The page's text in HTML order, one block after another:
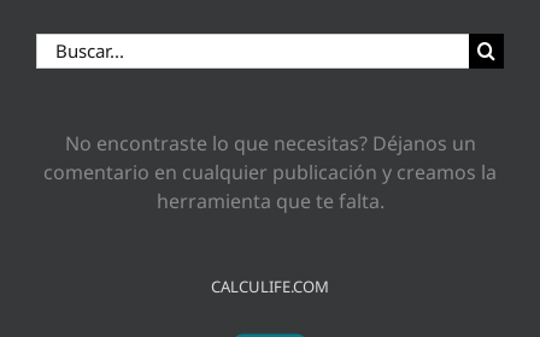
Buscar:
No encontraste lo que necesitas? Déjanos un
comentario en cualquier publicación y creamos la
herramienta que te falta.
CALCULIFE.COM